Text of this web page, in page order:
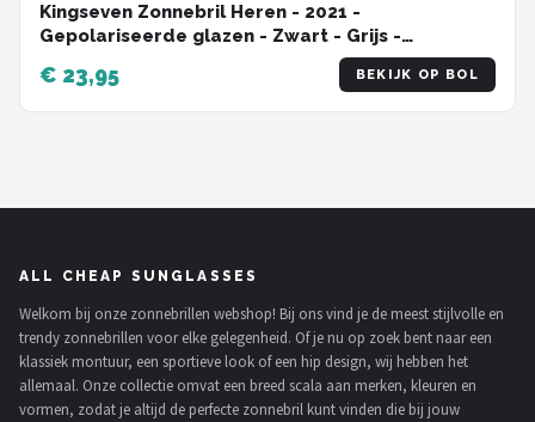
Kingseven Zonnebril Heren - 2021 -
Gepolariseerde glazen - Zwart - Grijs -
€ 23,95 BEKIJK OP BOL
ALL CHEAP SUNGLASSES
Welkom bij onze zonnebrillen webshop! Bij ons vind je de meest stijlvolle en
trendy zonnebrillen voor elke gelegenheid. Of je nu op zoek bent naar een
klassiek montuur, een sportieve look of een hip design, wij hebben het
allemaal. Onze collectie omvat een breed scala aan merken, kleuren en
vormen, zodat je altijd de perfecte zonnebril kunt vinden die bij jouw